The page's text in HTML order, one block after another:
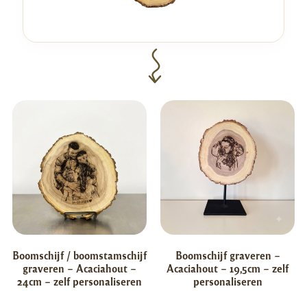
Boomschijf / boomstamschijf
graveren – Acaciahout –
24cm – zelf personaliseren
Boomschijf graveren –
Acaciahout – 19,5cm – zelf
personaliseren